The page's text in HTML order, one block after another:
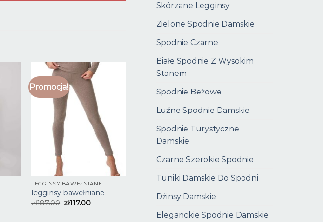
Skórzane Legginsy
Zielone Spodnie Damskie
Spodnie Czarne
Białe Spodnie Z Wysokim
Stanem
Spodnie Beżowe
Luźne Spodnie Damskie
Spodnie Turystyczne
Damskie
Czarne Szerokie Spodnie
Tuniki Damskie Do Spodni
Dżinsy Damskie
Eleganckie Spodnie Damskie
Promocja!
LEGGINSY BAWEŁNIANE
legginsy bawełniane
zł187.00 zł117.00